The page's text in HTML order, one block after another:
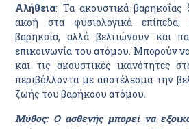
Αλήθεια: Τα ακουστικά βαρηκοΐας
ακοή στα φυσιολογικά
βαρηκοΐα, αλλά βελτιώνουν και
επικοινωνία του ατόμου. Μπορούν
και τις ακουστικές ικανότητες
περιβάλλοντα με αποτέλεσμα την
ζωής του βαρήκοου ατόμου.
Μύθος: Ο ασθενής μπορεί να